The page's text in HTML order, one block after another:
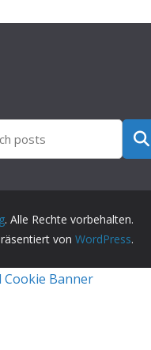
. Alle Rechte vorbehalten.
von WordPress.
Cookie Banner